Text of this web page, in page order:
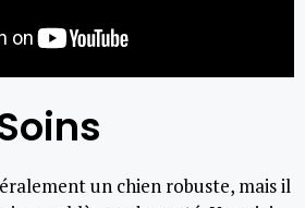
un chien robuste, mais il